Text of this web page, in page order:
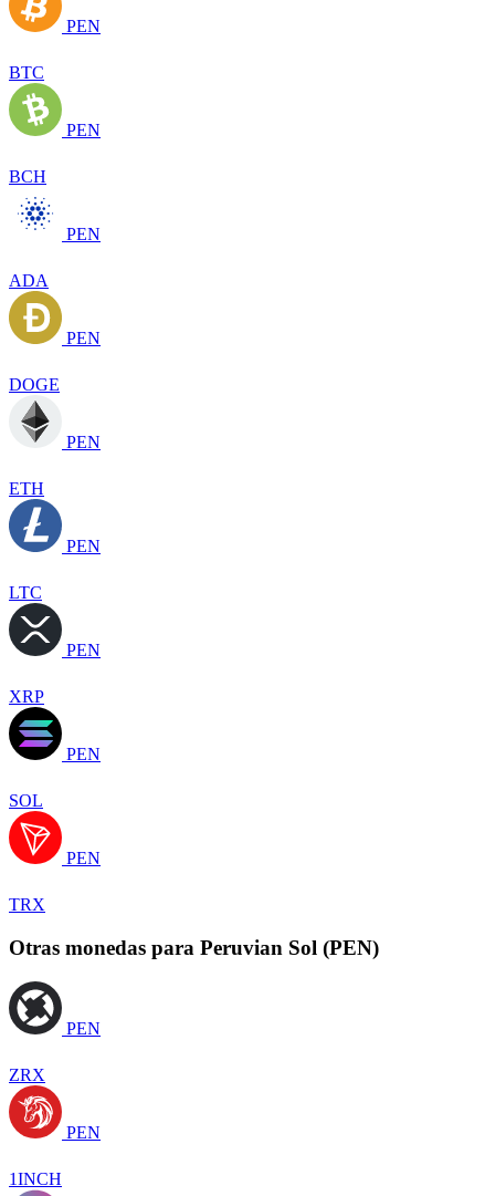
PEN
BTC
PEN
BCH
PEN
ADA
PEN
DOGE
PEN
ETH
PEN
LTC
PEN
XRP
PEN
SOL
PEN
TRX
Otras monedas para Peruvian Sol (PEN)
PEN
ZRX
PEN
1INCH